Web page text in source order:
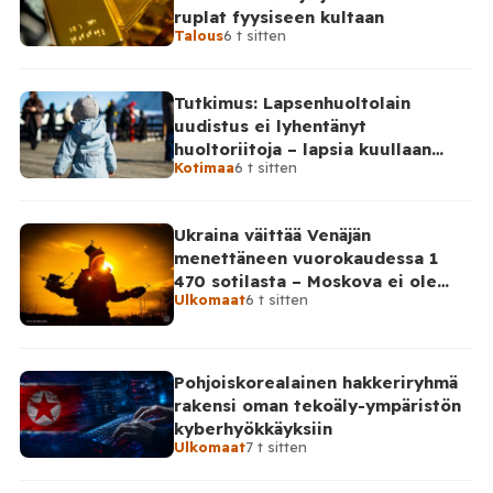
ruplat fyysiseen kultaan
Talous6 t sitten
Tutkimus: Lapsenhuoltolain
uudistus ei lyhentänyt
huoltoriitoja – lapsia kuullaan
edelleen harvoin
Kotimaa6 t sitten
Ukraina väittää Venäjän
menettäneen vuorokaudessa 1
470 sotilasta – Moskova ei ole
vahvistanut lukuja
Ulkomaat6 t sitten
Pohjoiskorealainen hakkeriryhmä
rakensi oman tekoäly-ympäristön
kyberhyökkäyksiin
Ulkomaat7 t sitten